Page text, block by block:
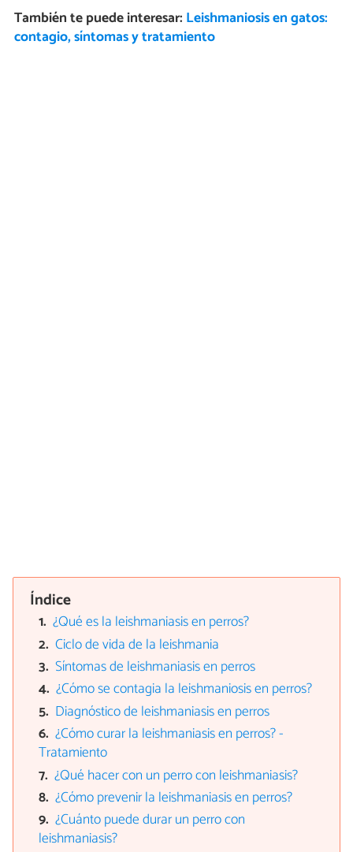
También te puede interesar: Leishmaniosis en gatos:
contagio, síntomas y tratamiento
Índice
¿Qué es la leishmaniasis en perros?
Ciclo de vida de la leishmania
Síntomas de leishmaniasis en perros
¿Cómo se contagia la leishmaniosis en perros?
Diagnóstico de leishmaniasis en perros
¿Cómo curar la leishmaniasis en perros? -
Tratamiento
¿Qué hacer con un perro con leishmaniasis?
¿Cómo prevenir la leishmaniasis en perros?
¿Cuánto puede durar un perro con
leishmaniasis?